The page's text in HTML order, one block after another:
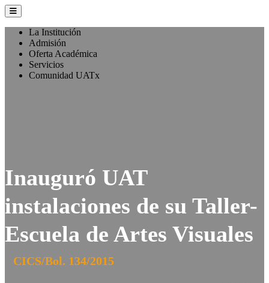
La Institución
Admisión
Oferta Académica
Servicios
Comunidad UATx
Inauguró UAT
instalaciones de su Taller-
Escuela de Artes Visuales
CICS/Bol. 134/2015